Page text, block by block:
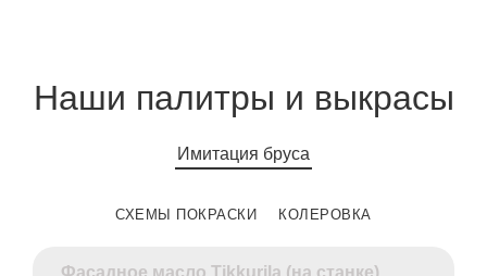
Наши палитры и выкрасы
Имитация бруса
СХЕМЫ ПОКРАСКИ КОЛЕРОВКА
Фасадное масло Tikkurila (на станке)